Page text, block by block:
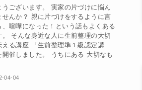
うございます。 実家の片づけに悩ん
せんか？ 親に片づけをするように言
、喧嘩になった！という話もよくある
。 そんな身近な人に生前整理の大切
える講座 「生前整理準１級認定講
開催しました。 うちにある 大切なも
04-04